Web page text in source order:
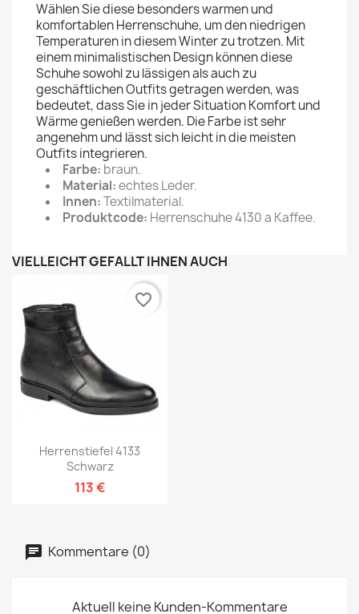
Wählen Sie diese besonders warmen und
komfortablen Herrenschuhe, um den niedrigen
Temperaturen in diesem Winter zu trotzen. Mit
einem minimalistischen Design können diese
Schuhe sowohl zu lässigen als auch zu
geschäftlichen Outfits getragen werden, was
bedeutet, dass Sie in jeder Situation Komfort und
Wärme genießen werden. Die Farbe ist sehr
angenehm und lässt sich leicht in die meisten
Outfits integrieren.
Farbe: braun.
Material:echtes Leder.
Innen:Textilmaterial.
Produktcode: Herrenschuhe 4130 a Kaffee.
VIELLEICHT GEFÄLLT IHNEN AUCH
Herrenstiefel 4133
Schwarz
113 €
favorite_border
Kommentare (0)
Aktuell keine Kunden-Kommentare